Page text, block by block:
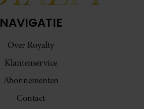
NAVIGATIE
Over Royalty
Klantenservice
Abonnementen
Contact